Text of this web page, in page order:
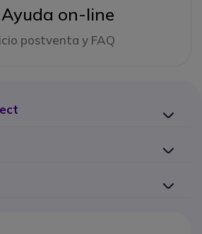
icon
Ayuda on-line
postventa y FAQ